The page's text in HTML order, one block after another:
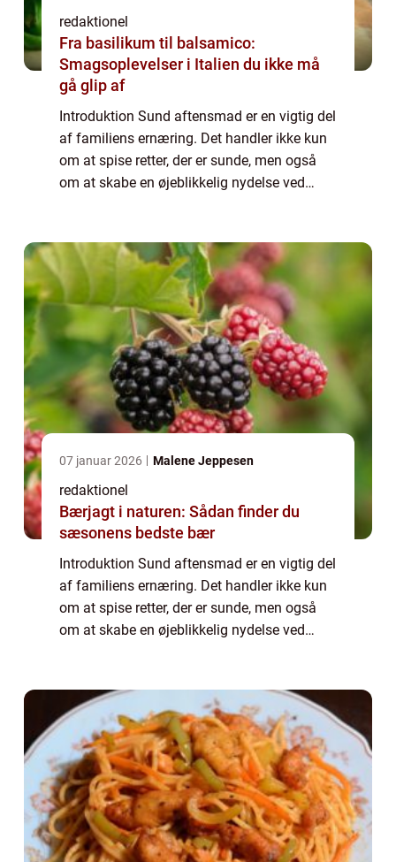
redaktionel
Fra basilikum til balsamico:
Smagsoplevelser i Italien du ikke må
gå glip af
Introduktion Sund aftensmad er en vigtig del
af familiens ernæring. Det handler ikke kun
om at spise retter, der er sunde, men også
om at skabe en øjeblikkelig nydelse ved
07 januar 2026 Malene Jeppesen
redaktionel
Bærjagt i naturen: Sådan finder du
sæsonens bedste bær
Introduktion Sund aftensmad er en vigtig del
af familiens ernæring. Det handler ikke kun
om at spise retter, der er sunde, men også
om at skabe en øjeblikkelig nydelse ved